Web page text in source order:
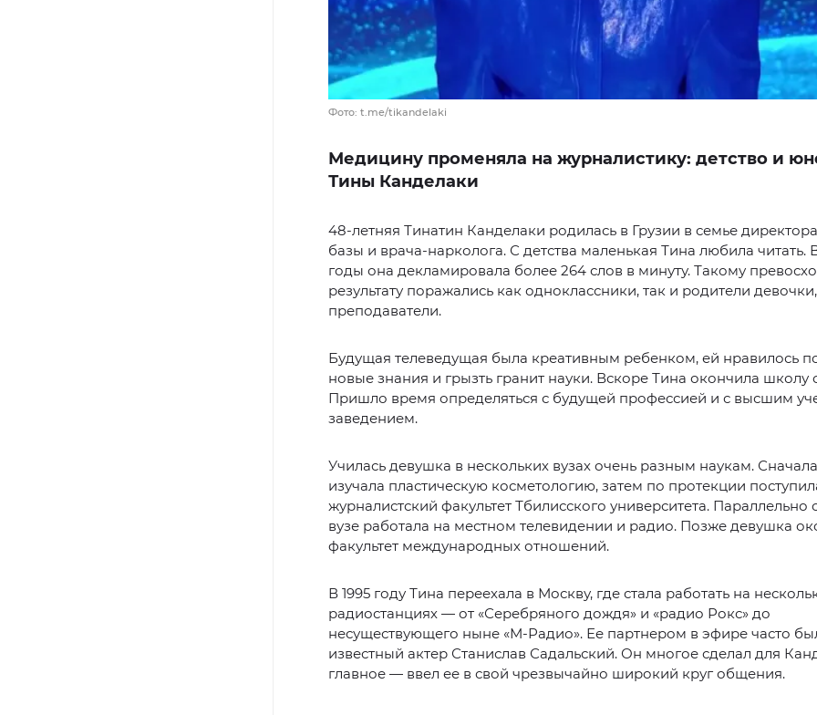
Фото: t.me/tikandelaki
Медицину променяла на журналистику: детство и
Тины Канделаки
48-летняя Тинатин Канделаки родилась в Грузии в семье
базы и врача-нарколога. С детства маленькая Тина любила
годы она декламировала более 264 слов в минуту. Такому
результату поражались как одноклассники, так и родители
преподаватели.
Будущая телеведущая была креативным ребенком, ей нравилось
новые знания и грызть гранит науки. Вскоре Тина окончила школу
Пришло время определяться с будущей профессией и с высшим
заведением.
Училась девушка в нескольких вузах очень разным наукам.
изучала пластическую косметологию, затем по протекции
журналистский факультет Тбилисского университета.
вузе работала на местном телевидении и радио. Позже девушка
факультет международных отношений.
В 1995 году Тина переехала в Москву, где стала работать на
радиостанциях — от «Серебряного дождя» и «радио Рокс» до
несуществующего ныне «М-Радио». Ее партнером в эфире часто
известный актер Станислав Садальский. Он многое сделал для
главное — ввел ее в свой чрезвычайно широкий круг общения.